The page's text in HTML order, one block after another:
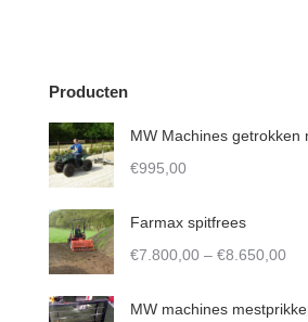
may
chosen
on
Producten
MW Machines getrokken
€995,00
Farmax spitfrees
€7.800,00 – €8.650,00
MW machines